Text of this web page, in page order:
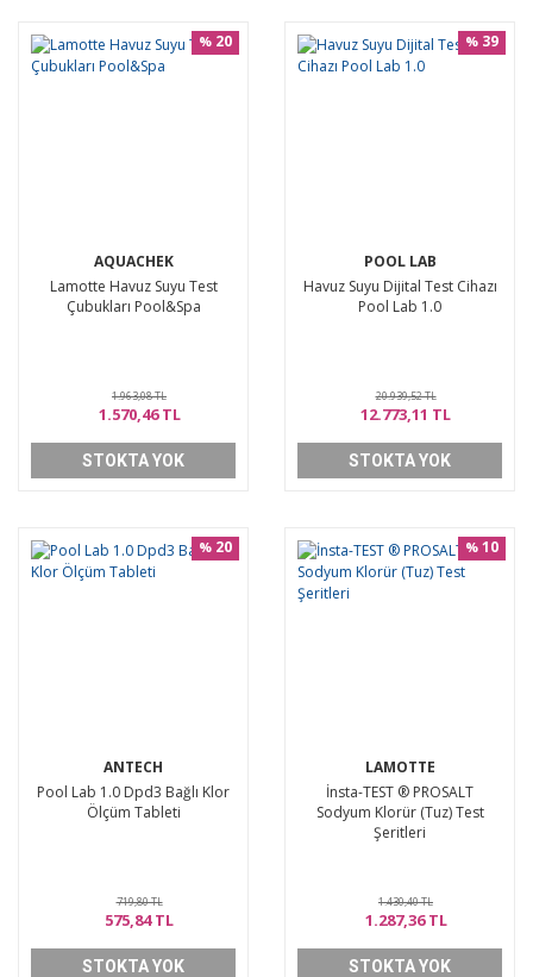
AQUACHEK
Lamotte Havuz Suyu Test
Çubukları Pool&Spa
% 20
1.963,08 TL
1.570,46 TL
STOKTA YOK
POOL LAB
Havuz Suyu Dijital Test Cihazı
Pool Lab 1.0
% 39
20.939,52 TL
12.773,11 TL
STOKTA YOK
ANTECH
Pool Lab 1.0 Dpd3 Bağlı Klor
Ölçüm Tableti
% 20
719,80 TL
575,84 TL
STOKTA YOK
LAMOTTE
İnsta-TEST ® PROSALT
Sodyum Klorür (Tuz) Test
Şeritleri
% 10
1.430,40 TL
1.287,36 TL
STOKTA YOK